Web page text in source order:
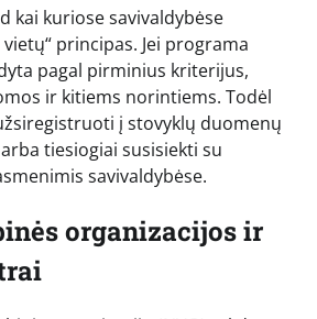
kai kuriose savivaldybėse
principas. Jei programa
pagal pirminius kriterijus,
ir kitiems norintiems. Todėl
į stovyklų duomenų
tiesiogiai susisiekti su
savivaldybėse.
organizacijos ir